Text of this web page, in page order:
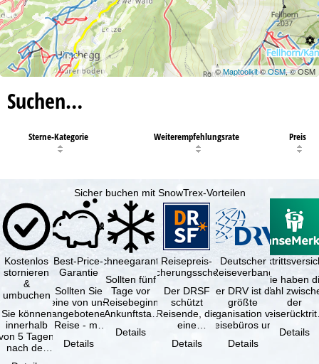
©Maptoolkit©OSM, © OSM
Suchen…
Sterne-Kategorie Weiterempfehlungsrate Preis
Sicher buchen mit SnowTrex-Vorteilen
Kostenlos
stornieren
&
umbuchen
Sie können
innerhalb
5 Tagen
nach der
Best-Price-
Garantie
Sollten Sie
eine von uns
angebotene
Reise - mit
Verfügbarkeit
Details
Schneegarantie
Sollten fünf
Tage vor
Reisebeginn
(Ankunftstag)
aufgrund von
Schneemangel
Details
Reisepreis-
Sicherungsschein
Der DRSF
schützt
Reisende, die
eine
oder
Details
Deutscher
Reiseverband
Der DRV ist die
größte
Organisation von
Reisebüros und
Reiseveranstaltern
in …
Details
Sie haben
Wahl
der
(inklusive
Details